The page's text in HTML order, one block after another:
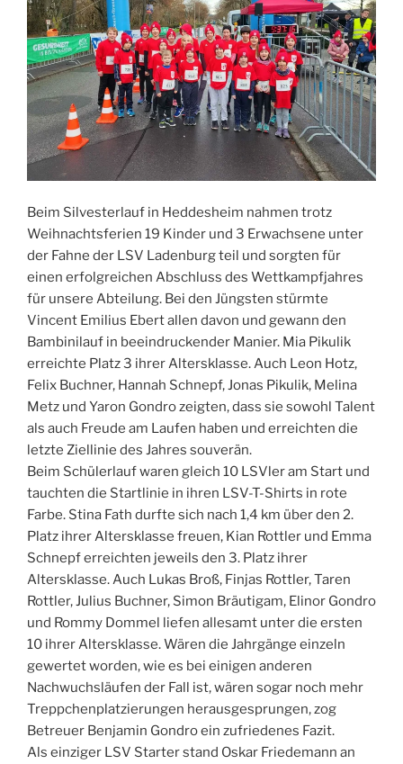
Beim Silvesterlauf in Heddesheim nahmen trotz
Weihnachtsferien 19 Kinder und 3 Erwachsene unter
der Fahne der LSV Ladenburg teil und sorgten für
einen erfolgreichen Abschluss des Wettkampfjahres
für unsere Abteilung. Bei den Jüngsten stürmte
Vincent Emilius Ebert allen davon und gewann den
Bambinilauf in beeindruckender Manier. Mia Pikulik
erreichte Platz 3 ihrer Altersklasse. Auch Leon Hotz,
Felix Buchner, Hannah Schnepf, Jonas Pikulik, Melina
Metz und Yaron Gondro zeigten, dass sie sowohl Talent
als auch Freude am Laufen haben und erreichten die
letzte Ziellinie des Jahres souverän.
Beim Schülerlauf waren gleich 10 LSVler am Start und
tauchten die Startlinie in ihren LSV-T-Shirts in rote
Farbe. Stina Fath durfte sich nach 1,4 km über den 2.
Platz ihrer Altersklasse freuen, Kian Rottler und Emma
Schnepf erreichten jeweils den 3. Platz ihrer
Altersklasse. Auch Lukas Broß, Finjas Rottler, Taren
Rottler, Julius Buchner, Simon Bräutigam, Elinor Gondro
und Rommy Dommel liefen allesamt unter die ersten
10 ihrer Altersklasse. Wären die Jahrgänge einzeln
gewertet worden, wie es bei einigen anderen
Nachwuchsläufen der Fall ist, wären sogar noch mehr
Treppchenplatzierungen herausgesprungen, zog
Betreuer Benjamin Gondro ein zufriedenes Fazit.
Als einziger LSV Starter stand Oskar Friedemann an